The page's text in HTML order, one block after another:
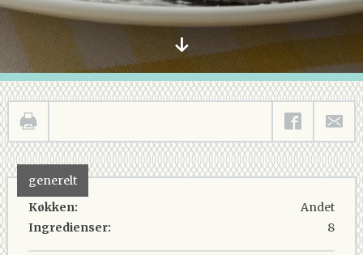
generelt
Køkken:
Ingredienser:
Andet
8